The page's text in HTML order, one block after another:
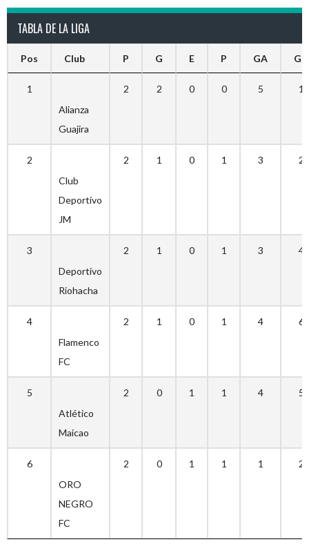
TABLA DE LA LIGA
Pos Club P G E P GA GC
1
Alianza
Guajira
2 2 0 0 5 1
2
Club
Deportivo
JM
2 1 0 1 3 2
3
Deportivo
Riohacha
2 1 0 1 3 4
4
Flamenco
FC
2 1 0 1 4 6
5
Atlético
Maicao
2 0 1 1 4 5
6
ORO
NEGRO
FC
2 0 1 1 1 2